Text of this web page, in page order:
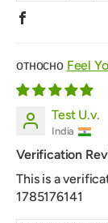
Feel
Test U.v.
India
Verification
This is a
1785176141